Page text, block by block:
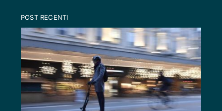
POST RECENTI